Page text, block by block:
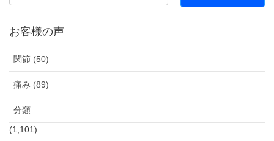
お客様の声
関節 (50)
痛み (89)
分類
(1,101)